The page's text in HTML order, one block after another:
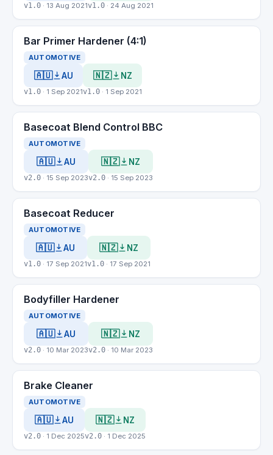
v1.0 · 13 Aug 2021v1.0 · 24 Aug 2021
Bar Primer Hardener (4:1)
AUTOMOTIVE
🇦🇺 AU
v1.0 · 1 Sep 2021
🇳🇿 NZ
v1.0 · 1 Sep 2021
Basecoat Blend Control BBC
AUTOMOTIVE
🇦🇺 AU
v2.0 · 15 Sep 2023
🇳🇿 NZ
v2.0 · 15 Sep 2023
Basecoat Reducer
AUTOMOTIVE
🇦🇺 AU
v1.0 · 17 Sep 2021
🇳🇿 NZ
v1.0 · 17 Sep 2021
Bodyfiller Hardener
AUTOMOTIVE
🇦🇺 AU
v2.0 · 10 Mar 2023
🇳🇿 NZ
v2.0 · 10 Mar 2023
Brake Cleaner
AUTOMOTIVE
🇦🇺 AU
v2.0 · 1 Dec 2025
🇳🇿 NZ
v2.0 · 1 Dec 2025